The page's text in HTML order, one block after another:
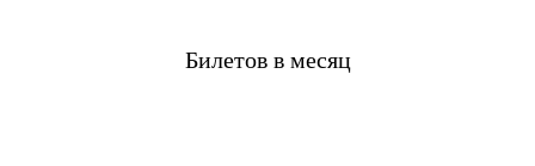
Билетов в месяц